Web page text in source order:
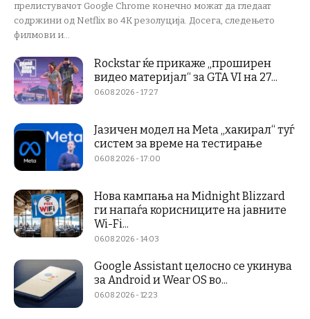
прелистувачот Google Chrome конечно можат да гледаат
содржини од Netflix во 4K резолуција. Досега, следењето
филмови и...
Rockstar ќе прикаже „проширен
видео материјал“ за GTA VI на 27...
06.08.2026 - 17:27
Јазичен модел на Meta „хакирал“ туѓ
систем за време на тестирање
06.08.2026 - 17:00
Нова кампања на Midnight Blizzard
ги напаѓа корисниците на јавните
Wi-Fi...
06.08.2026 - 14:03
Google Assistant целосно се укинува
за Android и Wear OS во...
06.08.2026 - 12:23